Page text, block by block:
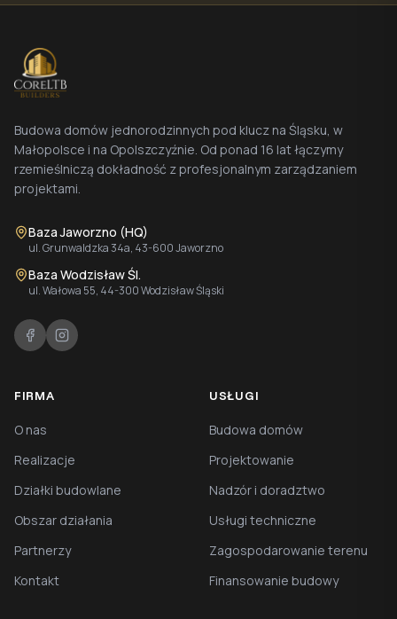
Budowa domów jednorodzinnych pod klucz na Śląsku, w
Małopolsce i na Opolszczyźnie. Od ponad 16 lat łączymy
rzemieślniczą dokładność z profesjonalnym zarządzaniem
projektami.
Baza Jaworzno (HQ)
ul. Grunwaldzka 34a, 43-600 Jaworzno
Baza Wodzisław Śl.
ul. Wałowa 55, 44-300 Wodzisław Śląski
FIRMA
O nas
Realizacje
Działki budowlane
Obszar działania
Partnerzy
Kontakt
USŁUGI
Budowa domów
Projektowanie
Nadzór i doradztwo
Usługi techniczne
Zagospodarowanie terenu
Finansowanie budowy